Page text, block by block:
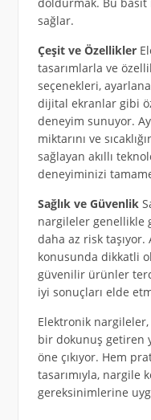
doldurmak. Bu basit
sağlar.
Çeşit ve Özellikler
tasarımlarla ve
seçenekleri,
dijital ekranlar gibi
deneyim sunuyor.
miktarını ve
sağlayan akıllı
deneyiminizi
Sağlık ve Güvenlik
nargileler genellikle
daha az risk
konusunda dikkatli
güvenilir ürünler
iyi sonuçları elde
Elektronik
bir dokunuş getiren
öne çıkıyor. Hem
tasarımıyla, nargile
gereksinimlerine